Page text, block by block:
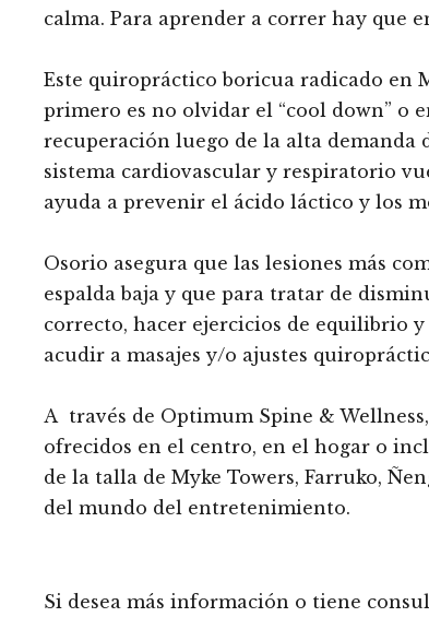
calma. Para aprender a correr hay que
Este quiropráctico boricua radicado en
primero es no olvidar el “cool down” o
recuperación luego de la alta demanda
sistema cardiovascular y respiratorio
ayuda a prevenir el ácido láctico y los
Osorio asegura que las lesiones más
espalda baja y que para tratar de
correcto, hacer ejercicios de equilibrio
acudir a masajes y/o ajustes
A través de Optimum Spine &
ofrecidos en el centro, en el hogar o
de la talla de Myke Towers, Farruko,
del mundo del entretenimiento.
Si desea más información o tiene